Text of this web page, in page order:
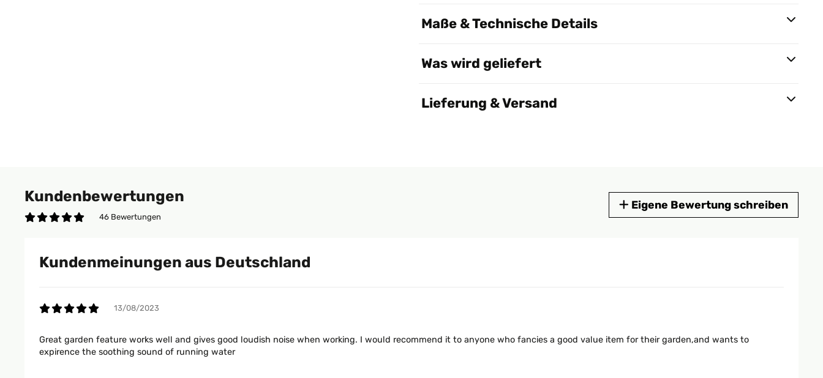
Maße & Technische Details
Was wird geliefert
Lieferung & Versand
Kundenbewertungen
46 Bewertungen
Eigene Bewertung schreiben
Kundenmeinungen aus Deutschland
13/08/2023
Great garden feature works well and gives good loudish noise when working. I would recommend it to anyone who fancies a good value item for their garden,and wants to
expirence the soothing sound of running water